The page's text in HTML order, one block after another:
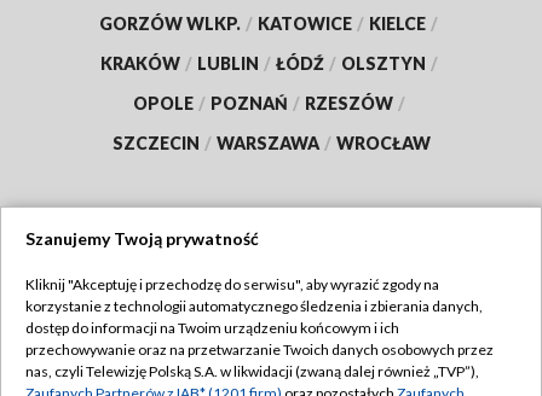
GORZÓW WLKP. / KATOWICE / KIELCE /
KRAKÓW / LUBLIN / ŁÓDŹ / OLSZTYN /
OPOLE / POZNAŃ / RZESZÓW /
SZCZECIN / WARSZAWA / WROCŁAW
TVP
Abonament TVP
Emisja w TVP
Regulamin TVP
Szanujemy Twoją prywatność
Kliknij "Akceptuję i przechodzę do serwisu", aby wyrazić zgody na
korzystanie z technologii automatycznego śledzenia i zbierania danych,
dostęp do informacji na Twoim urządzeniu końcowym i ich
przechowywanie oraz na przetwarzanie Twoich danych osobowych przez
nas, czyli Telewizję Polską S.A. w likwidacji (zwaną dalej również „TVP”),